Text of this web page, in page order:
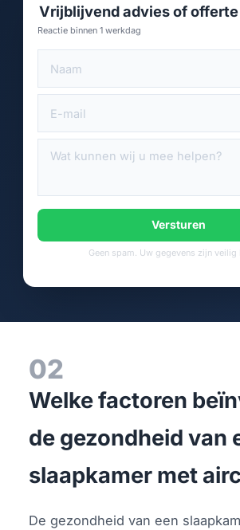
Vrijblijvend advies of
Reactie binnen 1 werkdag
Versturen
Geen spam. Uw gegevens zijn veilig
02
Welke factoren
de gezondheid van
slaapkamer met
De gezondheid van een